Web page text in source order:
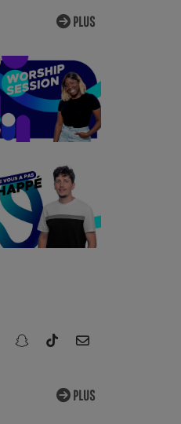
PLUS
PLUS